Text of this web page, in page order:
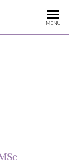
MENU